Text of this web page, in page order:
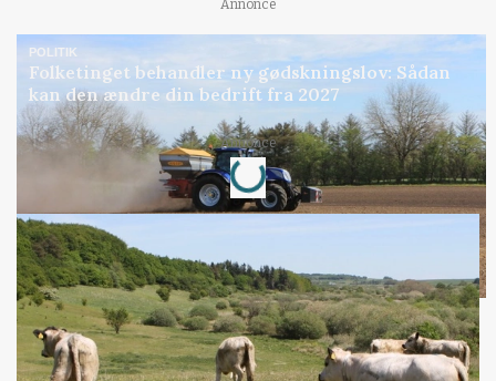
Annonce
POLITIK
Folketinget behandler ny gødskningslov: Sådan
kan den ændre din bedrift fra 2027
Annonce
Loading...